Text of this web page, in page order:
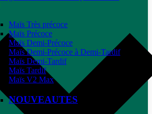
Maïs Très précoce
Maïs Précoce
Maïs Demi-Précoce
Maïs Demi-Précoce à Demi-Tardif
Maïs Demi-Tardif
Maïs Tardif
Maïs V2 Max
NOUVEAUTES